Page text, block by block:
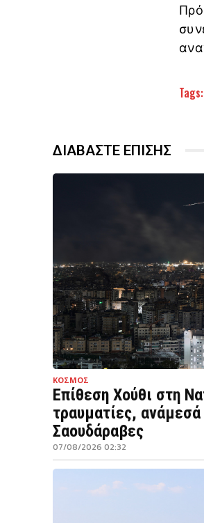
Tags:
ΔΙΑΒΑΣΤΕ ΕΠΙΣΗΣ
ΚΟΣΜΟΣ
Επίθεση Χούθι στη
τραυματίες,
Σαουδάραβες
07/08/2026 02:32